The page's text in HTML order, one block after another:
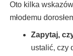
Oto kilka
młodemu
Zapytaj,
ustalić, czy